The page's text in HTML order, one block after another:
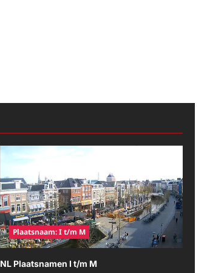
Plaatsnaam: I t/m M
NL Plaatsnamen I t/m M